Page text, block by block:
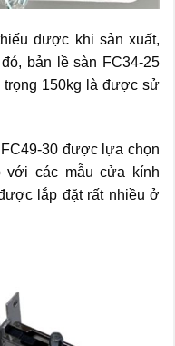
được khi sản xuất,
bản lề sàn FC34-25
trọng 150kg là được sử
30 được lựa chọn
các mẫu cửa kính
lắp đặt rất nhiều ở